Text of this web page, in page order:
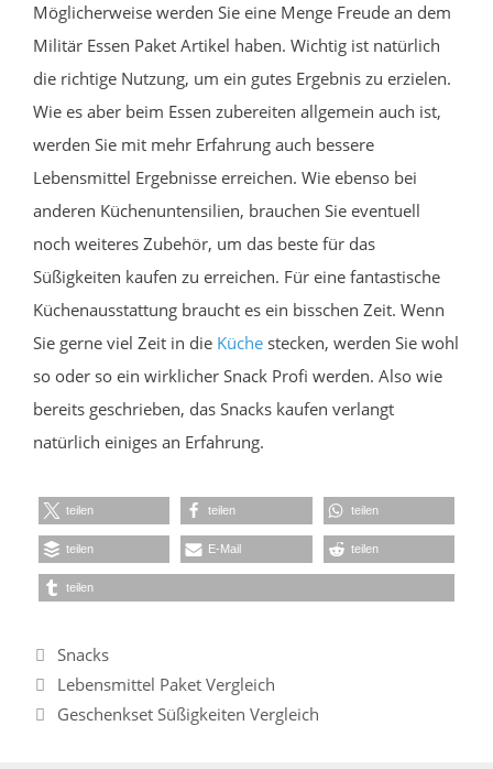
Möglicherweise werden Sie eine Menge Freude an dem
Militär Essen Paket Artikel haben. Wichtig ist natürlich
die richtige Nutzung, um ein gutes Ergebnis zu erzielen.
Wie es aber beim Essen zubereiten allgemein auch ist,
werden Sie mit mehr Erfahrung auch bessere
Lebensmittel Ergebnisse erreichen. Wie ebenso bei
anderen Küchenuntensilien, brauchen Sie eventuell
noch weiteres Zubehör, um das beste für das
Süßigkeiten kaufen zu erreichen. Für eine fantastische
Küchenausstattung braucht es ein bisschen Zeit. Wenn
Sie gerne viel Zeit in die Küche stecken, werden Sie wohl
so oder so ein wirklicher Snack Profi werden. Also wie
bereits geschrieben, das Snacks kaufen verlangt
natürlich einiges an Erfahrung.
teilen teilen teilen
teilen E-Mail teilen
teilen
Kategorien
Snacks
Lebensmittel Paket Vergleich
Geschenkset Süßigkeiten Vergleich